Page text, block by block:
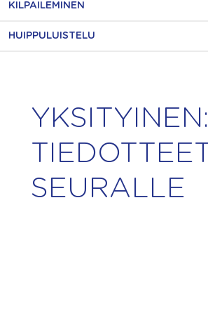
KILPAILEMINEN
HUIPPULUISTELU
YKSITYINEN:
TIEDOTTEET
SEURALLE